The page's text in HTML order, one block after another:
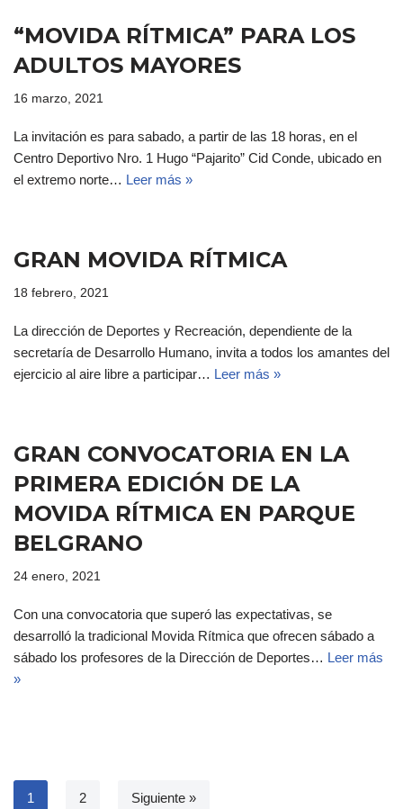
“MOVIDA RÍTMICA” PARA LOS
ADULTOS MAYORES
16 marzo, 2021
La invitación es para sabado, a partir de las 18 horas, en el
Centro Deportivo Nro. 1 Hugo “Pajarito” Cid Conde, ubicado en
el extremo norte… Leer más »
GRAN MOVIDA RÍTMICA
18 febrero, 2021
La dirección de Deportes y Recreación, dependiente de la
secretaría de Desarrollo Humano, invita a todos los amantes del
ejercicio al aire libre a participar… Leer más »
GRAN CONVOCATORIA EN LA
PRIMERA EDICIÓN DE LA
MOVIDA RÍTMICA EN PARQUE
BELGRANO
24 enero, 2021
Con una convocatoria que superó las expectativas, se
desarrolló la tradicional Movida Rítmica que ofrecen sábado a
sábado los profesores de la Dirección de Deportes… Leer más
»
1 2 Siguiente »